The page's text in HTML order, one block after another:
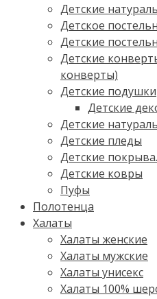
Детские
Детское
Детские
Детские
конверты)
Детские подушки
Детские
Детские
Детские пледы
Детские
Детские ковры
Пуфы
Полотенца
Халаты
Халаты женские
Халаты мужские
Халаты унисекс
Халаты 100%